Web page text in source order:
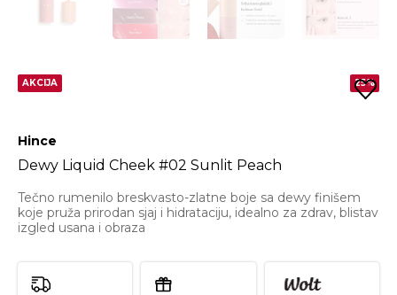
AKCIJA 25%
Hince
Dewy Liquid Cheek #02 Sunlit Peach
Tečno rumenilo breskvasto-zlatne boje sa dewy finišem
koje pruža prirodan sjaj i hidrataciju, idealno za zdrav, blistav
izgled usana i obraza